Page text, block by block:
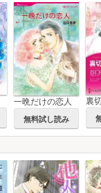
一晩だけの恋人
無料試し読み